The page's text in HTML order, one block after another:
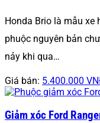
Honda Brio là mẫu xe
phuộc nguyên bản
nảy khi qua…
Giá bán: 5.400.000
Giảm xóc Ford